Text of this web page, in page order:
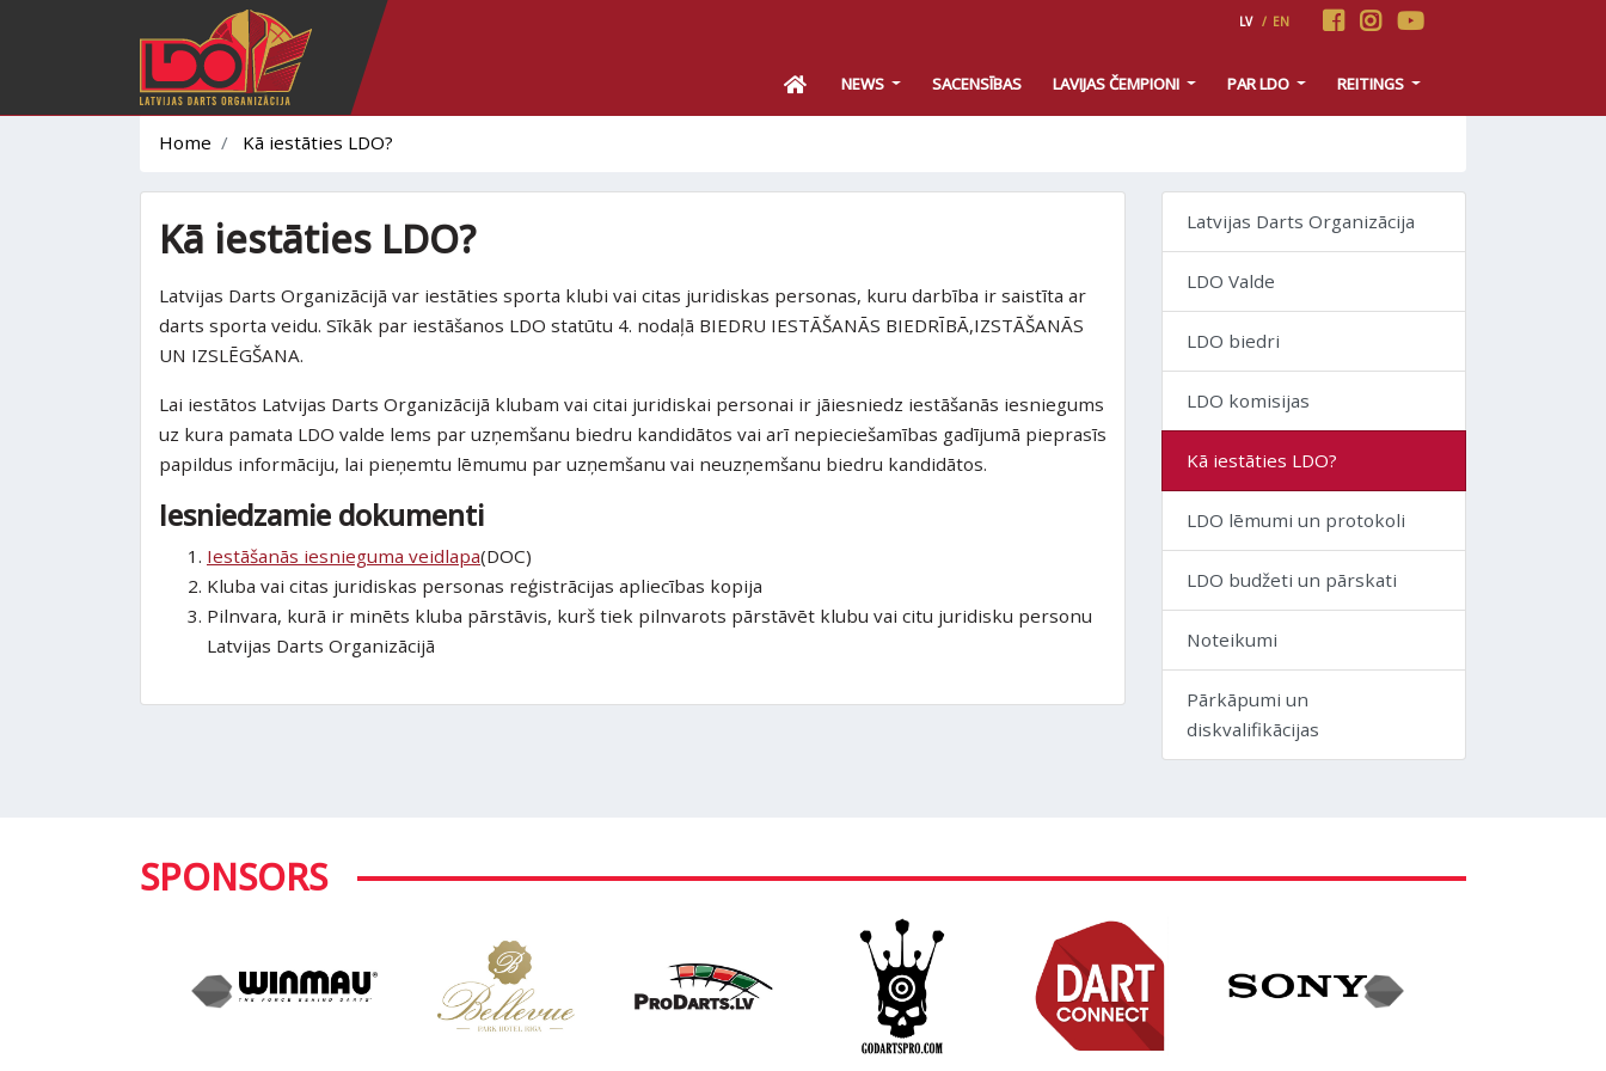
LV / EN
NEWS SACENSĪBAS LAVIJAS ČEMPIONI PAR LDO REITINGS
Home Kā iestāties LDO?
Kā iestāties LDO?
Latvijas Darts Organizācijā var iestāties sporta klubi vai citas juridiskas personas, kuru darbība ir saistīta ar
darts sporta veidu. Sīkāk par iestāšanos LDO statūtu 4. nodaļā BIEDRU IESTĀŠANĀS BIEDRĪBĀ,IZSTĀŠANĀS
UN IZSLĒGŠANA.
Lai iestātos Latvijas Darts Organizācijā klubam vai citai juridiskai personai ir jāiesniedz iestāšanās iesniegums
uz kura pamata LDO valde lems par uzņemšanu biedru kandidātos vai arī nepieciešamības gadījumā pieprasīs
papildus informāciju, lai pieņemtu lēmumu par uzņemšanu vai neuzņemšanu biedru kandidātos.
Iesniedzamie dokumenti
Iestāšanās iesnieguma veidlapa(DOC)
Kluba vai citas juridiskas personas reģistrācijas apliecības kopija
Pilnvara, kurā ir minēts kluba pārstāvis, kurš tiek pilnvarots pārstāvēt klubu vai citu juridisku personu
Latvijas Darts Organizācijā
Latvijas Darts Organizācija
LDO Valde
LDO biedri
LDO komisijas
Kā iestāties LDO?
LDO lēmumi un protokoli
LDO budžeti un pārskati
Noteikumi
Pārkāpumi un
diskvalifikācijas
SPONSORS